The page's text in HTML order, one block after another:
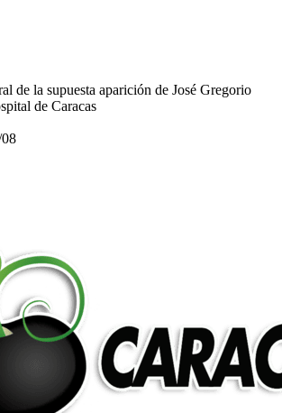
de la supuesta aparición de José Gregorio
de Caracas